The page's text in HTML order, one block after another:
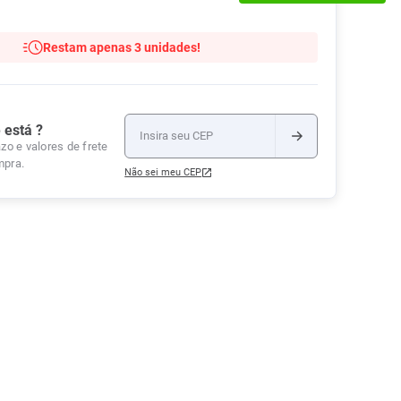
Umedecidas
Roupas Íntimas
Ver Tudo
Ver Tudo
Ver Tudo
Restam apenas 3 unidades!
está ?
e valores de frete
Não sei meu CEP